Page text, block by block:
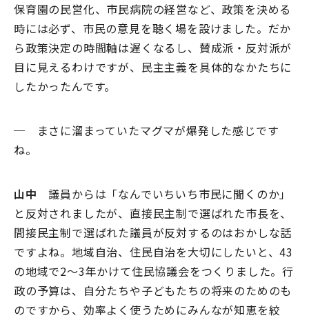
保育園の民営化、市民病院の経営など、政策を決める
時には必ず、市民の意見を聴く場を設けました。だか
ら政策決定の時間軸は遅くなるし、賛成派・反対派が
目に見えるわけですが、民主主義を具体的なかたちに
したかったんです。
─ まさに溜まっていたマグマが爆発した感じです
ね。
山中 議員からは「なんでいちいち市民に聞くのか」
と反対されましたが、直接民主制で選ばれた市長を、
間接民主制で選ばれた議員が反対するのはおかしな話
ですよね。地域自治、住民自治を大切にしたいと、43
の地域で2～3年かけて住民協議会をつくりました。行
政の予算は、自分たちや子どもたちの将来のためのも
のですから、効率よく使うためにみんなが知恵を絞